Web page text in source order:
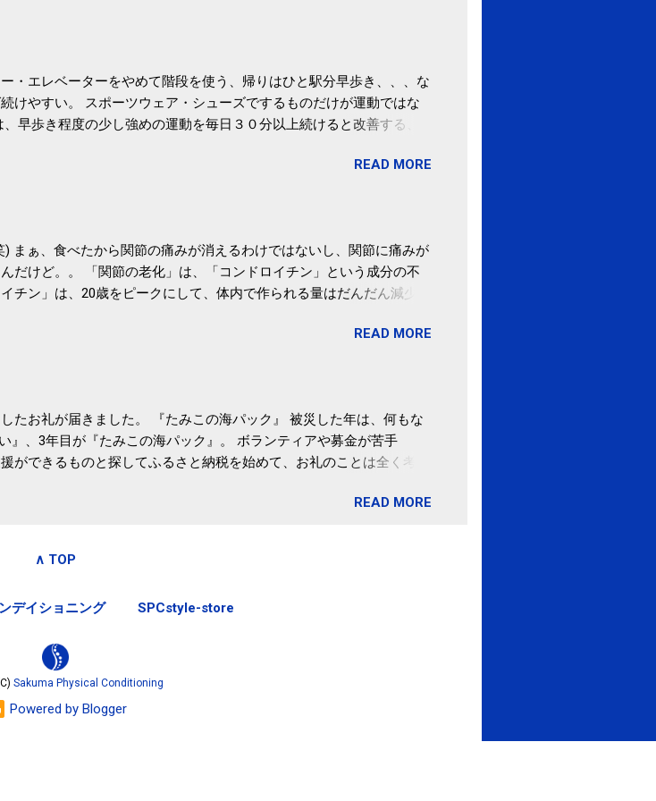
・エレベーターをやめて階段を使う、帰りはひと駅分早歩き、、、な
けやすい。 スポーツウェア・シューズでするものだけが運動ではな
歩き程度の少し強めの運動を毎日３０分以上続けると改善する、
も効果があるという。 正田教授は「汗ばむ程度の運動を毎日３０分
READ MORE
まぁ、食べたから関節の痛みが消えるわけではないし、関節に痛みが
だけど。。 「関節の老化」は、「コンドロイチン」という成分の不
チン」は、20歳をピークにして、体内で作られる量はだんだん減少し
ン」を補うことが大切。そして「コンドロイチン」という成分は、納
た食材に多く含まれているとのこと。納豆を定期的に食べている人
いたからこれからはあとに入れよう。 伊藤先生による、「納豆の美
ギリで食べる。 ・白い泡が全体に行き渡る程度かき混ぜる。 ・タレ
みに、かき混ぜる回数としては、好みですが、おいしく食べられる
み・体のゆがみ予防には「納豆」！ 1日1パックでコンドロイチン補
する。効果的には大差ないだろうから(想像) 関節の痛み・体のゆがみ
READ MORE
たお礼が届きました。 『たみこの海パック』 被災した年は、何もな
』、3年目が『たみこの海パック』。 ボランティアや募金が苦手
ができるものと探してふるさと納税を始めて、お礼のことは全く考え
ですが、節税になるほど稼げていないのでこちらの目的は......。 総務
READ MORE
∧ TOP
デイショニング SPCstyle-store
Sakuma Physical Conditioning
Powered by Blogger